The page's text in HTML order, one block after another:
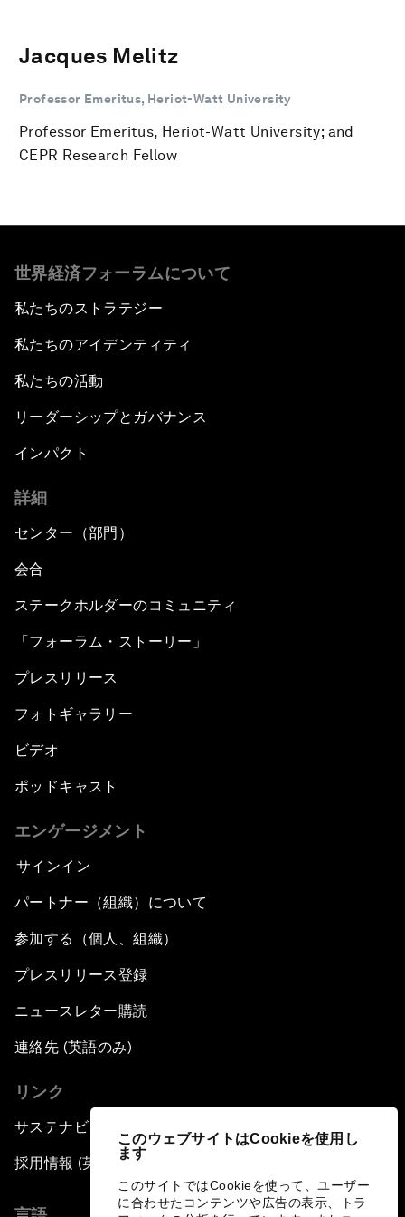
このウェブサイトはCookieを使用し
ます
このサイトではCookieを使って、ユーザー
に合わせたコンテンツや広告の表示、トラ
Jacques Melitz
Professor Emeritus, Heriot-Watt University
Professor Emeritus, Heriot-Watt University; and
CEPR Research Fellow
世界経済フォーラムについて
私たちのストラテジー
私たちのアイデンティティ
私たちの活動
リーダーシップとガバナンス
インパクト
詳細
センター（部門）
会合
ステークホルダーのコミュニティ
「フォーラム・ストーリー」
プレスリリース
フォトギャラリー
ビデオ
ポッドキャスト
エンゲージメント
サインイン
パートナー（組織）について
参加する（個人、組織）
プレスリリース登録
ニュースレター購読
連絡先 (英語のみ)
リンク
サステナビリティへの取り組み
採用情報 (英語のみ)